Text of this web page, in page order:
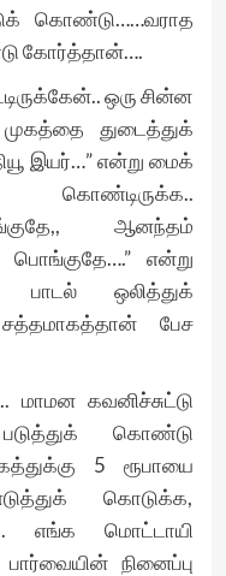
கொண்டு……வராத
கோர்த்தான்….
ஒரு சின்ன
துடைத்துக்
இயர்…” என்று மைக்
கொண்டிருக்க..
ஆனந்தம்
என்று
ஒலித்துக்
பேச
மாமன கவனிச்சுட்டு
கொண்டு
5 ரூபாயை
கொடுக்க,
எங்க மொட்டாயி
நினைப்பு